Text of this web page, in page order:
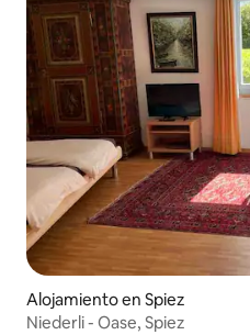
Alojamiento en Spiez
Niederli - Oase, Spiez